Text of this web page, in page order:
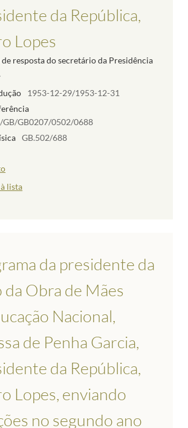
da República,
Lopes
resposta do secretário da Presidência
1953-12-29/1953-12-31
GB/GB0207/0502/0688
GB.502/688
lista
da presidente da
da Obra de Mães
Nacional,
de Penha Garcia,
da República,
Lopes, enviando
no segundo ano